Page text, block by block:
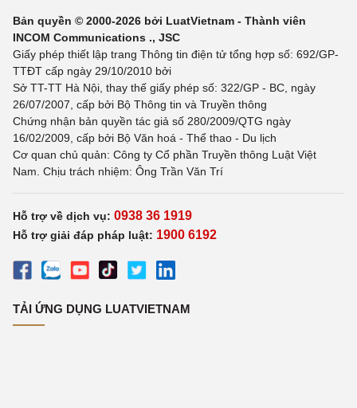
Bản quyền © 2000-2026 bởi LuatVietnam - Thành viên
INCOM Communications ., JSC
Giấy phép thiết lập trang Thông tin điện tử tổng hợp số: 692/GP-
TTĐT cấp ngày 29/10/2010 bởi
Sở TT-TT Hà Nội, thay thế giấy phép số: 322/GP - BC, ngày
26/07/2007, cấp bởi Bộ Thông tin và Truyền thông
Chứng nhận bản quyền tác giả số 280/2009/QTG ngày
16/02/2009, cấp bởi Bộ Văn hoá - Thể thao - Du lịch
Cơ quan chủ quản: Công ty Cổ phần Truyền thông Luật Việt
Nam. Chịu trách nhiệm: Ông Trần Văn Trí
Hỗ trợ về dịch vụ: 0938 36 1919
Hỗ trợ giải đáp pháp luật: 1900 6192
TẢI ỨNG DỤNG LUATVIETNAM